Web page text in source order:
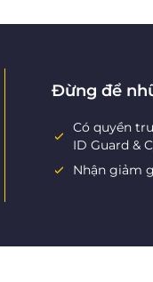
Đừng để
Có quyền
ID Guard &
Nhận giảm